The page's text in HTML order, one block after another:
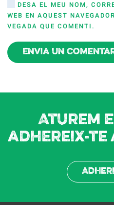
DESA EL MEU NOM,
WEB EN AQUEST
VEGADA QUE COMENTI.
Envia un
Aturem
adhereix-te